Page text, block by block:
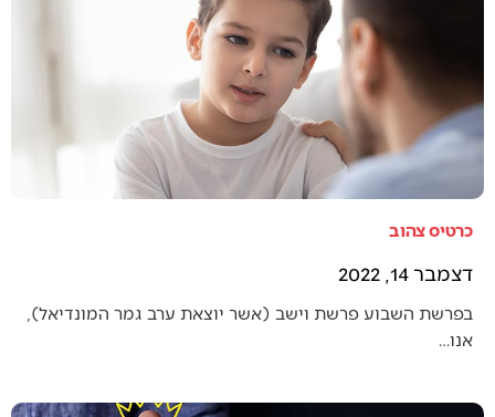
כרטיס צהוב
דצמבר 14, 2022
בפרשת השבוע פרשת וישב (אשר יוצאת ערב גמר המונדיאל),
אנו…